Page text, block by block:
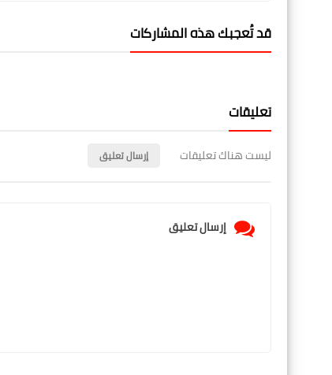
قد تُعجبك هذه المشاركات
تعليقات
ليست هناك تعليقات إرسال تعليق
إرسال تعليق